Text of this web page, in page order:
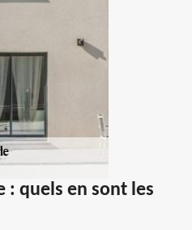
: quels en sont les